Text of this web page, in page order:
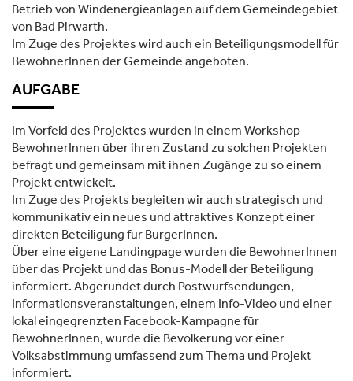
Betrieb von Windenergieanlagen auf dem Gemeindegebiet
von Bad Pirwarth.
Im Zuge des Projektes wird auch ein Beteiligungsmodell für
BewohnerInnen der Gemeinde angeboten.
AUFGABE
Im Vorfeld des Projektes wurden in einem Workshop
BewohnerInnen über ihren Zustand zu solchen Projekten
befragt und gemeinsam mit ihnen Zugänge zu so einem
Projekt entwickelt.
Im Zuge des Projekts begleiten wir auch strategisch und
kommunikativ ein neues und attraktives Konzept einer
direkten Beteiligung für BürgerInnen.
Über eine eigene Landingpage wurden die BewohnerInnen
über das Projekt und das Bonus-Modell der Beteiligung
informiert. Abgerundet durch Postwurfsendungen,
Informationsveranstaltungen, einem Info-Video und einer
lokal eingegrenzten Facebook-Kampagne für
BewohnerInnen, wurde die Bevölkerung vor einer
Volksabstimmung umfassend zum Thema und Projekt
informiert.